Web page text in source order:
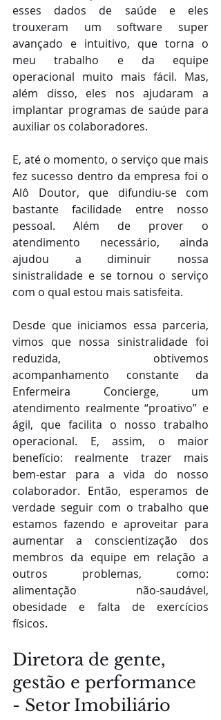
esses dados de saúde e eles
trouxeram um software super
avançado e intuitivo, que torna o
meu trabalho e da equipe
operacional muito mais fácil. Mas,
além disso, eles nos ajudaram a
implantar programas de saúde para
auxiliar os colaboradores.
E, até o momento, o serviço que mais
fez sucesso dentro da empresa foi o
Alô Doutor, que difundiu-se com
bastante facilidade entre nosso
pessoal. Além de prover o
atendimento necessário, ainda
ajudou a diminuir nossa
sinistralidade e se tornou o serviço
com o qual estou mais satisfeita.
Desde que iniciamos essa parceria,
vimos que nossa sinistralidade foi
reduzida, obtivemos
acompanhamento constante da
Enfermeira Concierge, um
atendimento realmente “proativo” e
ágil, que facilita o nosso trabalho
operacional. E, assim, o maior
benefício: realmente trazer mais
bem-estar para a vida do nosso
colaborador. Então, esperamos de
verdade seguir com o trabalho que
estamos fazendo e aproveitar para
aumentar a conscientização dos
membros da equipe em relação a
outros problemas, como:
alimentação não-saudável,
obesidade e falta de exercícios
físicos.
Diretora de gente,
gestão e performance
- Setor Imobiliário